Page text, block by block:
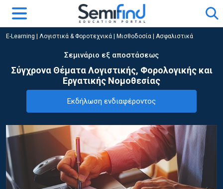
E-Learning Λογιστικά & Φοροτεχνικά Μισθοδοσία | Ασφαλιστικά
Σεμινάριο εξ αποστάσεως
Σύγχρονα Θέματα Λογιστικής, Φορολογικής και
Εργατικής Νομοθεσίας
Εκδήλωση ενδιαφέροντος